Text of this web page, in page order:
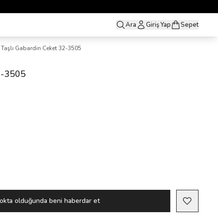
Ara Giriş Yap Sepet
Taşlı Gabardin Ceket 32-3505
3505
olduğunda beni haberdar et